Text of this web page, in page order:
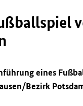
eines
Bezirk